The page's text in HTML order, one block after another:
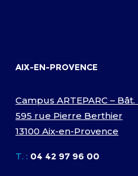
AIX-EN-PROVENCE
Campus ARTEPARC – Bât.
595 rue Pierre Berthier
13100 Aix-en-Provence
T. : 04 42 97 96 00